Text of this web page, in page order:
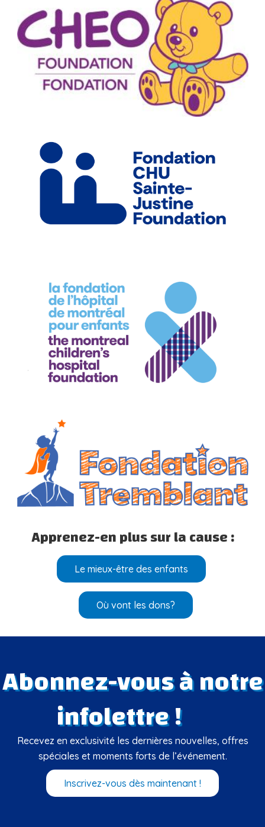
Apprenez-en plus sur la cause :
Le mieux-être des enfants
Où vont les dons?
Abonnez-vous à notre
infolettre !
Recevez en exclusivité les dernières nouvelles, offres
spéciales et moments forts de l’événement.
Inscrivez-vous dès maintenant !